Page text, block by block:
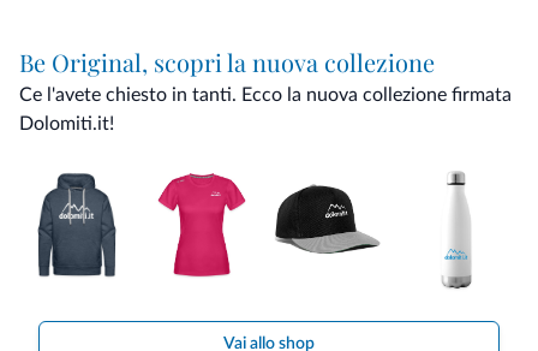
Be Original, scopri la nuova collezione
Ce l'avete chiesto in tanti. Ecco la nuova collezione firmata
Dolomiti.it!
Vai allo shop